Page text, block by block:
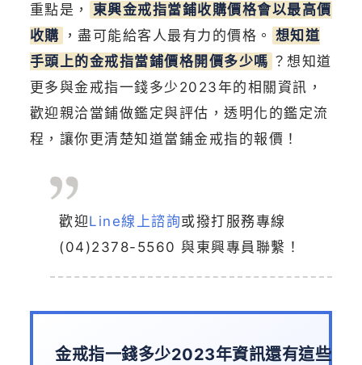
重點是，
東興金戒指當鋪收購價格會以最高價
收購 ，盡可能給客人最有力的價格。 想知道
手頭上的金戒指當鋪價格開價多少嗎 ？想知道
更多與金戒指一錢多少2023年的相關資訊，
歡迎親洽當鋪做鑑定與評估，透明化的鑑定流
程，讓你更清楚知道當鋪金戒指的報價！
歡迎Line線上諮詢或撥打服務專線
(04)2378-5560與東興專員聯繫！
金戒指一錢多少2023年資訊還有這些